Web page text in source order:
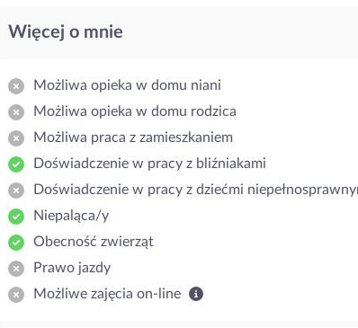
Więcej o mnie
Możliwa opieka w domu niani
Możliwa opieka w domu rodzica
Możliwa praca z zamieszkaniem
Doświadczenie w pracy z bliźniakami
Doświadczenie w pracy z dziećmi
Niepaląca/y
Obecność zwierząt
Prawo jazdy
Możliwe zajęcia on-line